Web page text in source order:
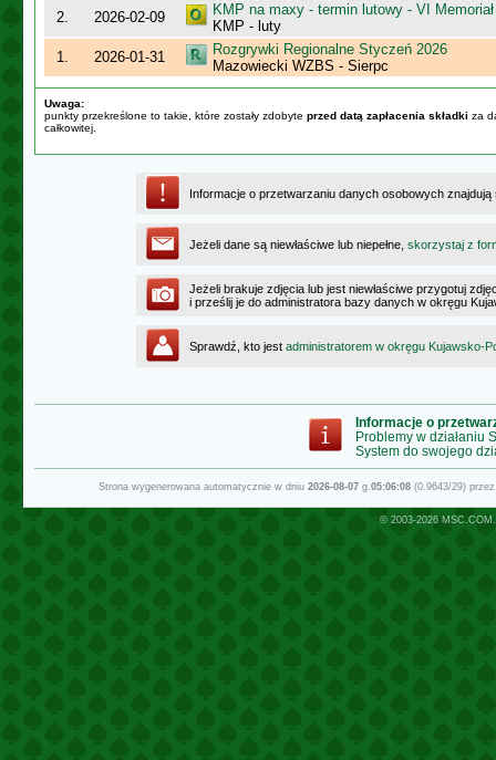
2.
2026-02-09
KMP na maxy - termin lutowy - VI
KMP - luty
1.
2026-01-31
Rozgrywki Regionalne Styczeń 2026
Mazowiecki WZBS - Sierpc
Uwaga:
punkty przekreślone to takie, które zostały zdobyte przed datą zapłacenia składki za
całkowitej.
Informacje o przetwarzaniu danych osobowych
Jeżeli dane są niewłaściwe lub niepełne, skorzystaj z
Jeżeli brakuje zdjęcia lub jest niewłaściwe przygotuj
i prześlij je do administratora bazy danych w okręgu
Sprawdź, kto jest administratorem w okręgu Kujawsko-
Informacje o
Problemy w działaniu
System do swojego
Strona wygenerowana automatycznie w dniu 2026-08-07g.05:06:08(0.9643/29)
© 2003-2026